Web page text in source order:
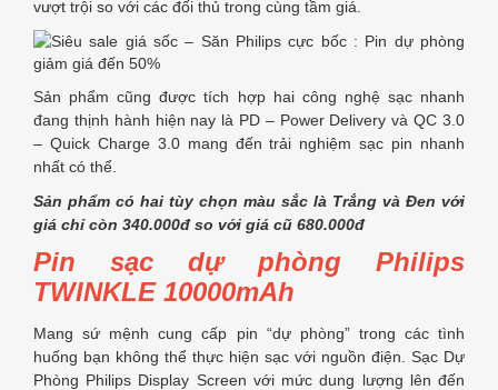
vượt trội so với các đối thủ trong cùng tầm giá.
Sản phẩm cũng được tích hợp hai công nghệ sạc nhanh
đang thịnh hành hiện nay là PD – Power Delivery và QC 3.0
– Quick Charge 3.0 mang đến trải nghiệm sạc pin nhanh
nhất có thể.
Sản phẩm có hai tùy chọn màu sắc là Trắng và Đen với
giá chỉ còn 340.000đ so với giá cũ 680.000đ
Pin sạc dự phòng Philips
TWINKLE 10000mAh
Mang sứ mệnh cung cấp pin “dự phòng” trong các tình
huống bạn không thể thực hiện sạc với nguồn điện. Sạc Dự
Phòng Philips Display Screen với mức dung lượng lên đến